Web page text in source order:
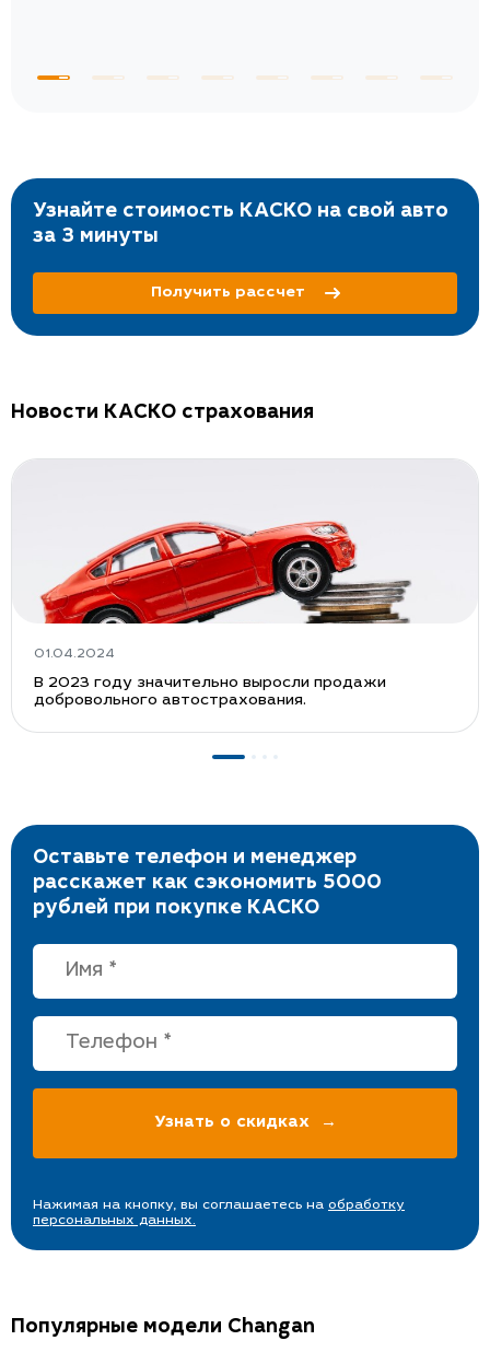
Узнайте стоимость КАСКО на свой авто
за 3 минуты
Получить рассчет
Новости КАСКО страхования
01.04.2024
В 2023 году значительно выросли продажи
добровольного автострахования.
Оставьте телефон и менеджер
расскажет как сэкономить 5000
рублей при покупке КАСКО
Нажимая на кнопку, вы соглашаетесь на обработку
персональных данных.
Популярные модели Changan